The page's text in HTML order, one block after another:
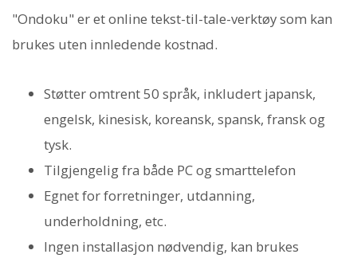
"Ondoku" er et online tekst-til-tale-verktøy som kan
brukes uten innledende kostnad.
Støtter omtrent 50 språk, inkludert japansk,
engelsk, kinesisk, koreansk, spansk, fransk og
tysk.
Tilgjengelig fra både PC og smarttelefon
Egnet for forretninger, utdanning,
underholdning, etc.
Ingen installasjon nødvendig, kan brukes